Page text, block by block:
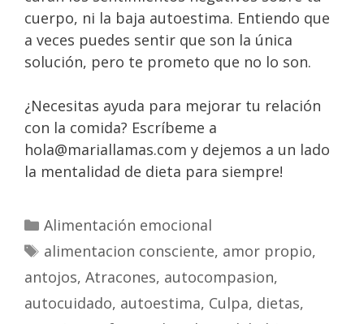
cuerpo, ni la baja autoestima. Entiendo que
a veces puedes sentir que son la única
solución, pero te prometo que no lo son.
¿Necesitas ayuda para mejorar tu relación
con la comida? Escríbeme a
hola@mariallamas.com y dejemos a un lado
la mentalidad de dieta para siempre!
Alimentación emocional
alimentacion consciente, amor propio,
antojos, Atracones, autocompasion,
autocuidado, autoestima, Culpa, dietas,